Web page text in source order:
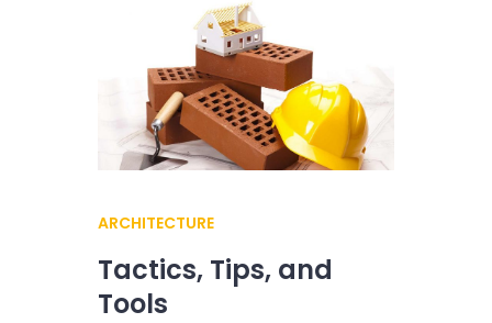
ARCHITECTURE
Tactics, Tips, and
Tools